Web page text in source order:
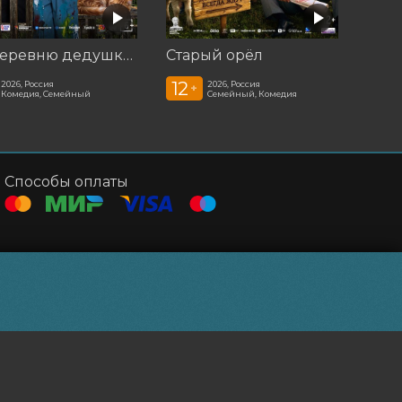
На деревню дедушке 2
2026, Россия
Комедия, Семейный
Старый орёл
12 +
2026, Россия
Семейный, Комедия
Способы оплаты